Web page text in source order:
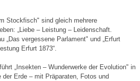
Stockfisch" sind gleich mehrere
„Liebe – Leistung – Leidenschaft.
„Das vergessene Parlament" und „Erfurt
Erfurt 1873“.
„Insekten – Wunderwerke der Evolution" in
Erde – mit Präparaten, Fotos und